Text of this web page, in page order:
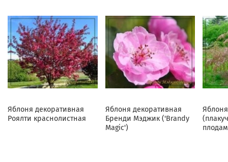
Яблоня декоративная
Роялти краснолистная
Яблоня декоративная
Бренди Мэджик ('Brandy
Magic')